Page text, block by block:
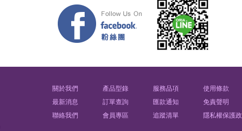
關於我們
最新消息
聯絡我們
產品型錄
訂單查詢
會員專區
服務品項
匯款通知
追蹤清單
使用條款
免責聲明
隱私權保護